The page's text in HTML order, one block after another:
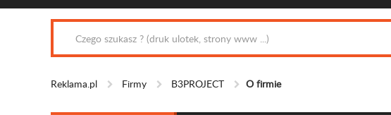
Reklama.pl Firmy B3PROJECT O firmie